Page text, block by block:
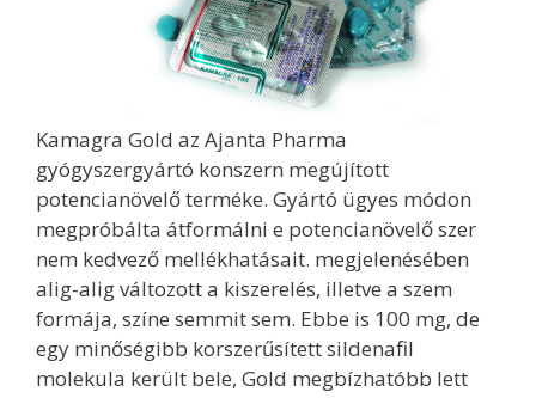
Kamagra Gold az Ajanta Pharma
gyógyszergyártó konszern megújított
potencianövelő terméke. Gyártó ügyes módon
megpróbálta átformálni e potencianövelő szer
nem kedvező mellékhatásait. megjelenésében
alig-alig változott a kiszerelés, illetve a szem
formája, színe semmit sem. Ebbe is 100 mg, de
egy minőségibb korszerűsített sildenafil
molekula került bele, Gold megbízhatóbb lett